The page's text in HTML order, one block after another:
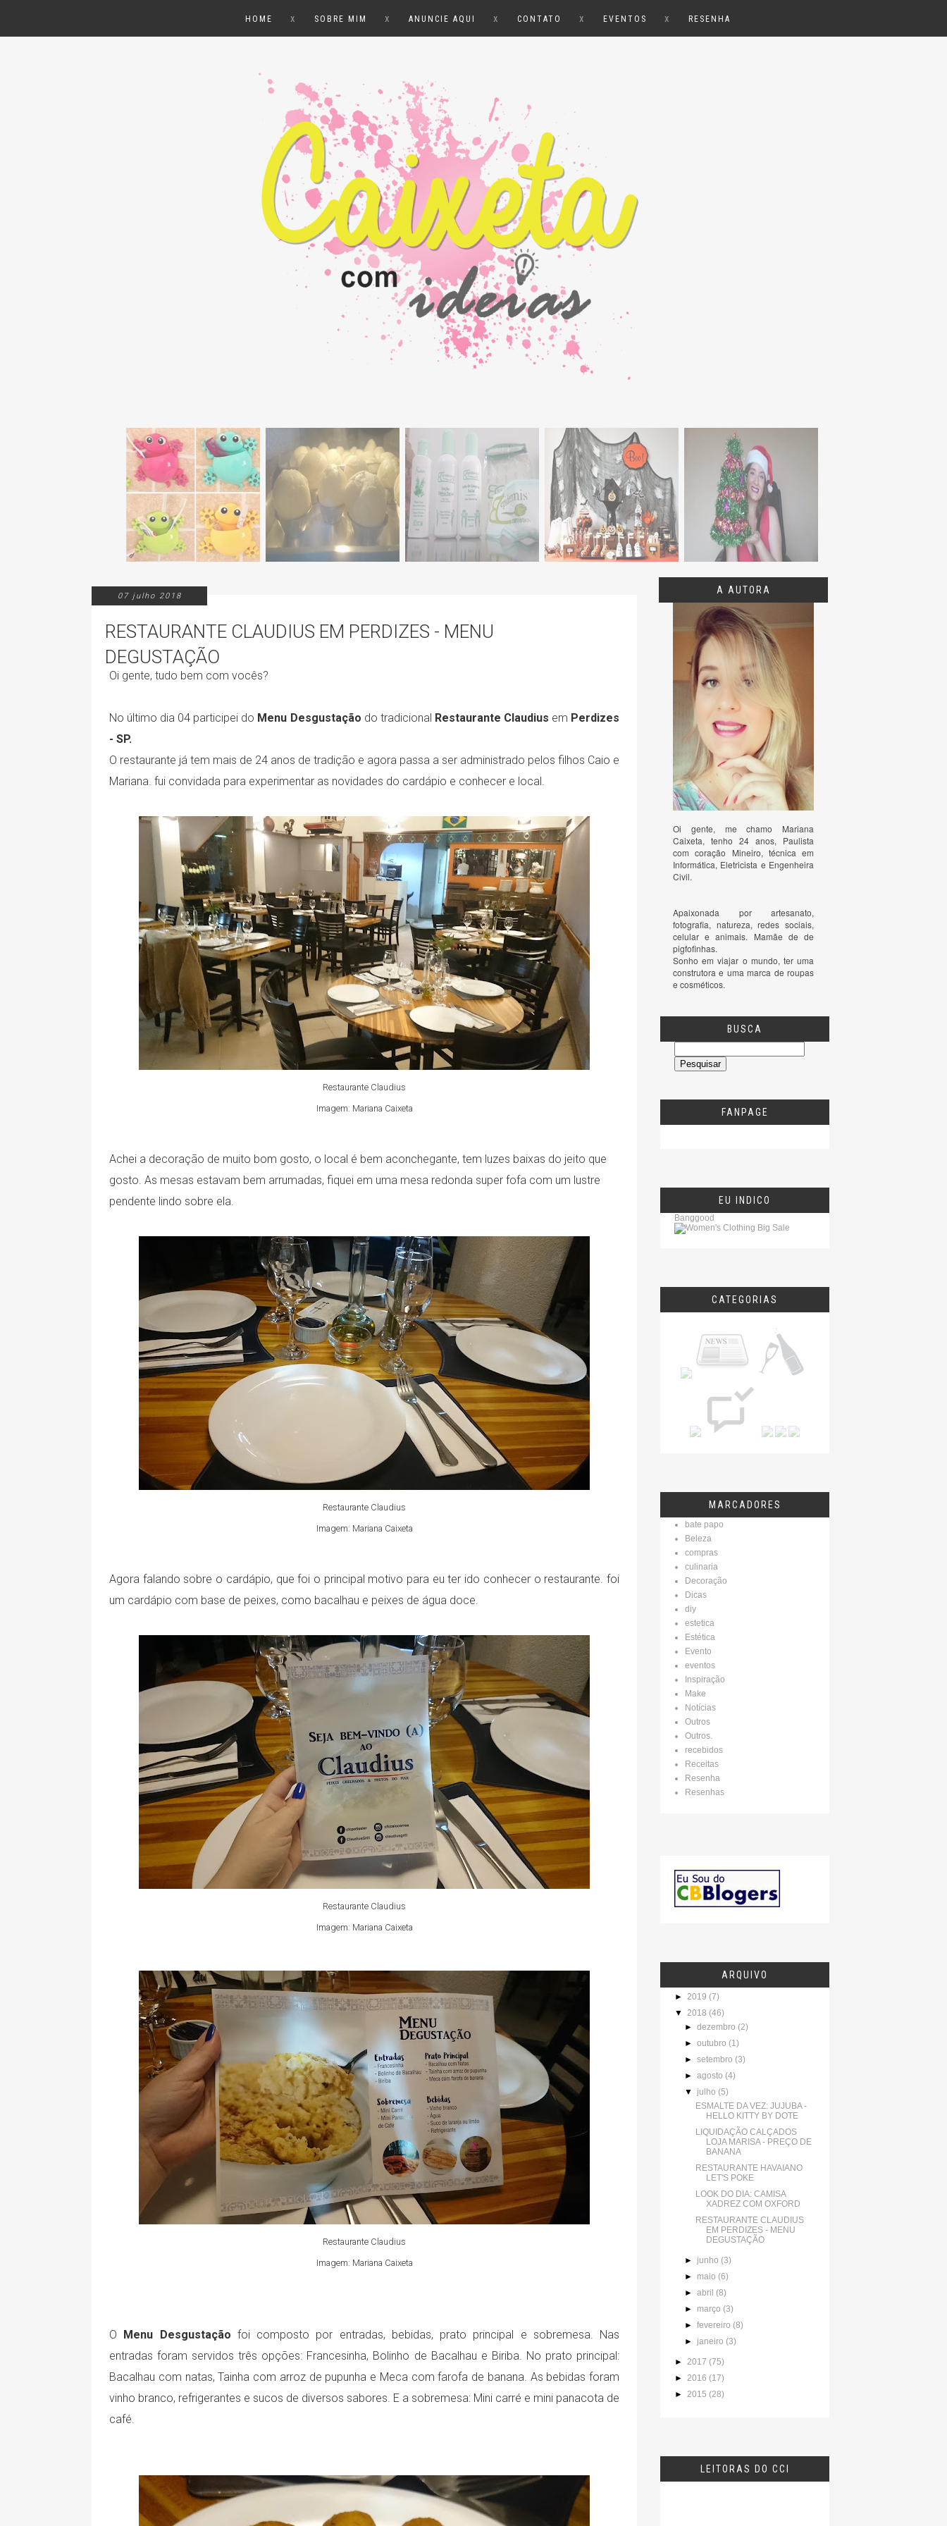
HOME x SOBRE MIM x ANUNCIE AQUI x CONTATO x EVENTOS x RESENHA
07 julho 2018
RESTAURANTE CLAUDIUS EM PERDIZES - MENU
DEGUSTAÇÃO
Oi gente, tudo bem com vocês?
No último dia 04 participei do Menu Desgustação do tradicional Restaurante Claudius em Perdizes
- SP.
O restaurante já tem mais de 24 anos de tradição e agora passa a ser administrado pelos filhos Caio e
Mariana. fui convidada para experimentar as novidades do cardápio e conhecer e local.
Restaurante Claudius
Imagem: Mariana Caixeta
Achei a decoração de muito bom gosto, o local é bem aconchegante, tem luzes baixas do jeito que
gosto. As mesas estavam bem arrumadas, fiquei em uma mesa redonda super fofa com um lustre
pendente lindo sobre ela.
Restaurante Claudius
Imagem: Mariana Caixeta
Agora falando sobre o cardápio, que foi o principal motivo para eu ter ido conhecer o restaurante. foi
um cardápio com base de peixes, como bacalhau e peixes de água doce.
Restaurante Claudius
Imagem: Mariana Caixeta
Restaurante Claudius
Imagem: Mariana Caixeta
O Menu Desgustação foi composto por entradas, bebidas, prato principal e sobremesa. Nas
entradas foram servidos três opções: Francesinha, Bolinho de Bacalhau e Biriba. No prato principal:
Bacalhau com natas, Tainha com arroz de pupunha e Meca com farofa de banana. As bebidas foram
vinho branco, refrigerantes e sucos de diversos sabores. E a sobremesa: Mini carré e mini panacota de
café.
A AUTORA
Oi gente, me chamo Mariana
Caixeta, tenho 24 anos, Paulista
com coração Mineiro, técnica em
Informática, Eletricista e Engenheira
Civil.
Apaixonada por artesanato,
fotografia, natureza, redes sociais,
celular e animais. Mamãe de de
pigfofinhas.
Sonho em viajar o mundo, ter uma
construtora e uma marca de roupas
e cosméticos.
BUSCA
FANPAGE
EU INDICO
Banggood
CATEGORIAS
MARCADORES
bate papo
Beleza
compras
culinaria
Decoração
Dicas
diy
estetica
Estética
Evento
eventos
Inspiração
Make
Notícias
Outros
Outros.
recebidos
Receitas
Resenha
Resenhas
ARQUIVO
► 2019 (7)
▼ 2018 (46)
►dezembro (2)
►outubro (1)
►setembro (3)
►agosto (4)
▼
julho (5)
ESMALTE DA VEZ: JUJUBA -
HELLO KITTY BY DOTE
LIQUIDAÇÃO CALÇADOS
LOJA MARISA - PREÇO DE
BANANA
RESTAURANTE HAVAIANO
LET'S POKE
LOOK DO DIA: CAMISA
XADREZ COM OXFORD
RESTAURANTE CLAUDIUS
EM PERDIZES - MENU
DEGUSTAÇÃO
► junho (3)
► maio (6)
►abril (8)
► março (3)
►fevereiro (8)
► janeiro (3)
► 2017 (75)
► 2016 (17)
► 2015 (28)
LEITORAS DO CCI